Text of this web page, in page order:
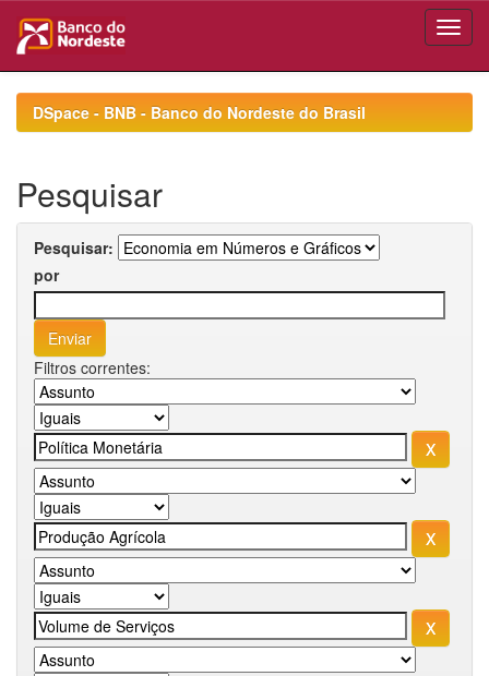
navigationDSpace - BNB - Banco do Nordeste do Brasil
Pesquisar
Pesquisar:
por
Filtros correntes: